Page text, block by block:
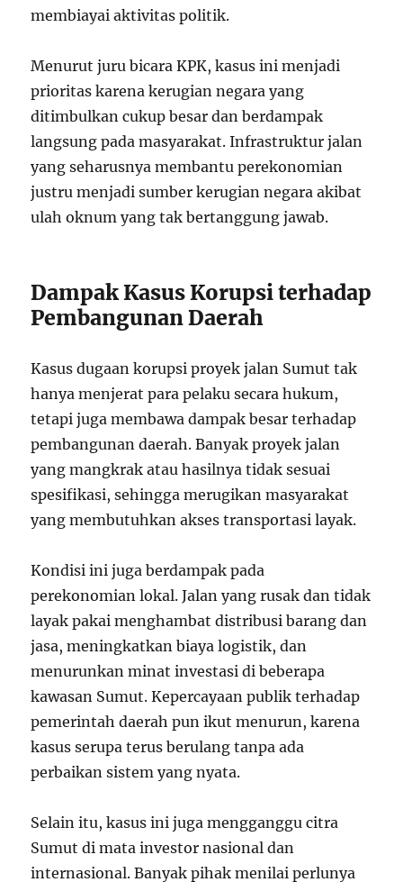
membiayai aktivitas politik.
Menurut juru bicara KPK, kasus ini menjadi
prioritas karena kerugian negara yang
ditimbulkan cukup besar dan berdampak
langsung pada masyarakat. Infrastruktur jalan
yang seharusnya membantu perekonomian
justru menjadi sumber kerugian negara akibat
ulah oknum yang tak bertanggung jawab.
Dampak Kasus Korupsi terhadap
Pembangunan Daerah
Kasus dugaan korupsi proyek jalan Sumut tak
hanya menjerat para pelaku secara hukum,
tetapi juga membawa dampak besar terhadap
pembangunan daerah. Banyak proyek jalan
yang mangkrak atau hasilnya tidak sesuai
spesifikasi, sehingga merugikan masyarakat
yang membutuhkan akses transportasi layak.
Kondisi ini juga berdampak pada
perekonomian lokal. Jalan yang rusak dan tidak
layak pakai menghambat distribusi barang dan
jasa, meningkatkan biaya logistik, dan
menurunkan minat investasi di beberapa
kawasan Sumut. Kepercayaan publik terhadap
pemerintah daerah pun ikut menurun, karena
kasus serupa terus berulang tanpa ada
perbaikan sistem yang nyata.
Selain itu, kasus ini juga mengganggu citra
Sumut di mata investor nasional dan
internasional. Banyak pihak menilai perlunya